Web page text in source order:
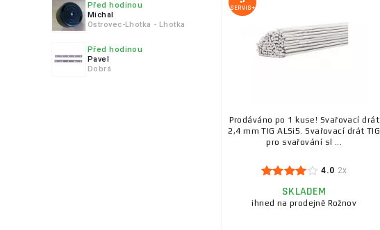
Parker
Plymovent
Procraft
Proma
Před hodinou
Michal
Ostrovec-Lhotka - Lhotka
Před hodinou
Pavel
Dobrá
SERVIS+
Prodáváno po 1 kuse! Svařovací drát
2,4 mm TIG ALSi5. Svařovací drát TIG
pro svařování sl ...
4.0 2x
SKLADEM
ihned na prodejně Rožnov